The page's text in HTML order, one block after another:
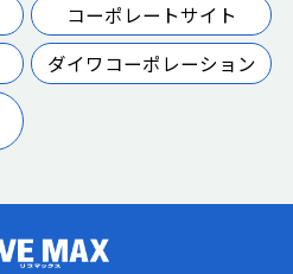
コーポレートサイト
ダイワコーポレーション